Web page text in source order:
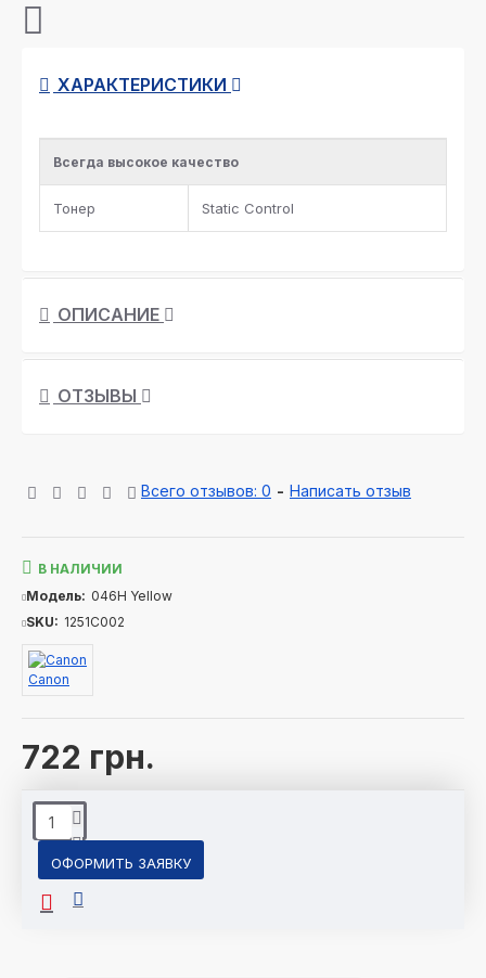
ХАРАКТЕРИСТИКИ
Всегда высокое качество
Тонер Static Control
ОПИСАНИЕ
ОТЗЫВЫ
Всего отзывов: 0 - Написать отзыв
722 грн.
В НАЛИЧИИ
Модель: 046H Yellow
SKU: 1251C002
Canon
ОФОРМИТЬ ЗАЯВКУ